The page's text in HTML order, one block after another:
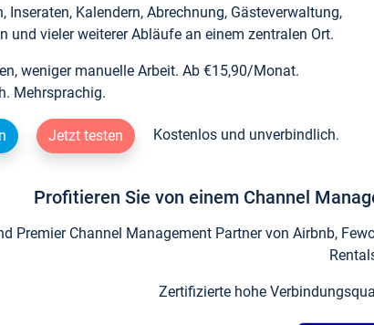
Inseraten, Kalendern, Abrechnung, Gästeverwaltung,
und vieler weiterer Abläufe an einem zentralen Ort.
weniger manuelle Arbeit. Ab €15,90/Monat.
Mehrsprachig.
Jetzt testen Kostenlos und unverbindlich.
Profitieren Sie von einem Channel
Premier Channel Management Partner von Airbnb,
Zertifizierte hohe